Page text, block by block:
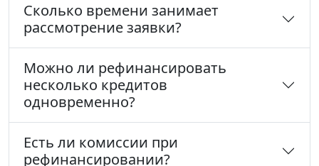
Сколько времени занимает
рассмотрение заявки?
Можно ли рефинансировать
несколько кредитов
одновременно?
Есть ли комиссии при
рефинансировании?